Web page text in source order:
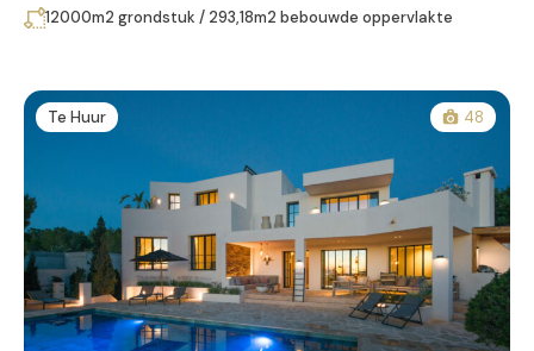
12000m2 grondstuk / 293,18m2 bebouwde oppervlakte
Te Huur 48